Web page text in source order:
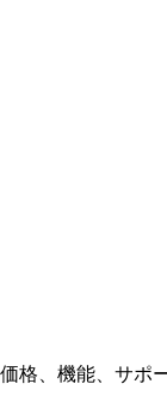
、機能、サ